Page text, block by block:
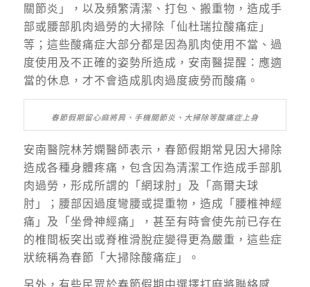
關節炎」，以及頻繁清潔、打包、搬重物，造成手
部或腰部肌肉過勞的大掃除「仙杜瑞拉酸痛症」
等；這些酸痛症大部分都是因為肌肉使用不當、過
度使用及不正確的姿勢所造成，安南醫提醒：應適
當的休息，才不會造成肌肉過度疲勞而酸痛。
春節假期留心麻將肩、手機關節炎、大掃除等酸痛症上身
安南醫院林芳嫻醫師表示，春節假期常見因大掃除
造成各種身體疼痛，包含因為清潔工作造成手部肌
肉過勞，形成所謂的「網球肘」及「高爾夫球
肘」；腰部因過度彎腰或提重物，造成「腰椎神經
痛」及「坐骨神經痛」，甚至有時會使先前已存在
的椎間板突出或脊椎滑脫症變得更為嚴重，這些症
狀統稱為春節「大掃除酸痛症」。